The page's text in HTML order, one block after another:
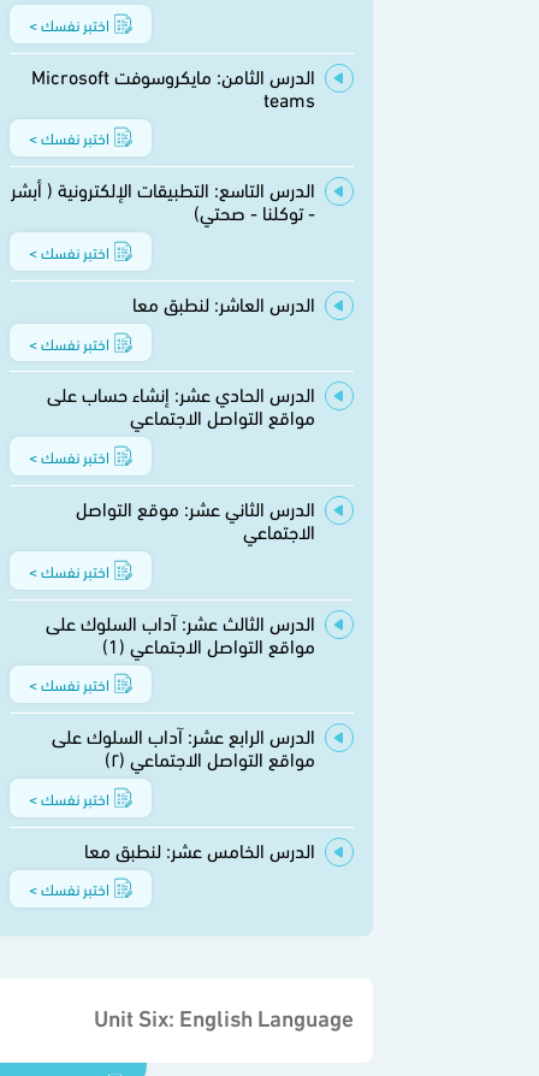
اختبر نفسك >
الدرس الثامن: مايكروسوفت Microsoft
teams
اختبر نفسك >
الدرس التاسع: التطبيقات الإلكترونية ( أبشر
- توكلنا - صحتي)
اختبر نفسك >
الدرس العاشر: لنطبق معا
اختبر نفسك >
الدرس الحادي عشر: إنشاء حساب على
مواقع التواصل الاجتماعي
اختبر نفسك >
الدرس الثاني عشر: موقع التواصل
الاجتماعي
اختبر نفسك >
الدرس الثالث عشر: آداب السلوك على
مواقع التواصل الاجتماعي (1)
اختبر نفسك >
الدرس الرابع عشر: آداب السلوك على
مواقع التواصل الاجتماعي (٢)
اختبر نفسك >
الدرس الخامس عشر: لنطبق معا
اختبر نفسك >
Unit Six: English Language